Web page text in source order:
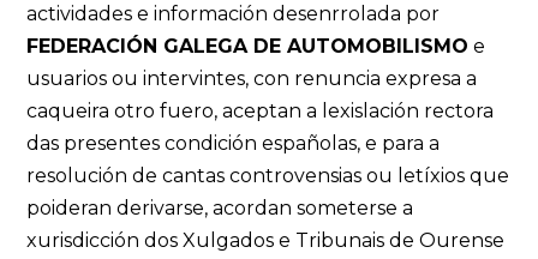
actividades e información desenrrolada por
FEDERACIÓN GALEGA DE AUTOMOBILISMO e
usuarios ou intervintes, con renuncia expresa a
caqueira otro fuero, aceptan a lexislación rectora
das presentes condición españolas, e para a
resolución de cantas controvensias ou letíxios que
poideran derivarse, acordan someterse a
xurisdicción dos Xulgados e Tribunais de Ourense